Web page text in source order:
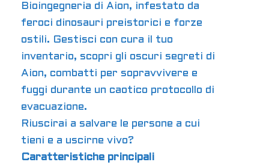
Bioingegneria di Aion, infestato da
feroci dinosauri preistorici e forze
ostili. Gestisci con cura il tuo
inventario, scopri gli oscuri segreti di
Aion, combatti per sopravvivere e
fuggi durante un caotico protocollo di
evacuazione.
Riuscirai a salvare le persone a cui
tieni e a uscirne vivo?
Caratteristiche principali